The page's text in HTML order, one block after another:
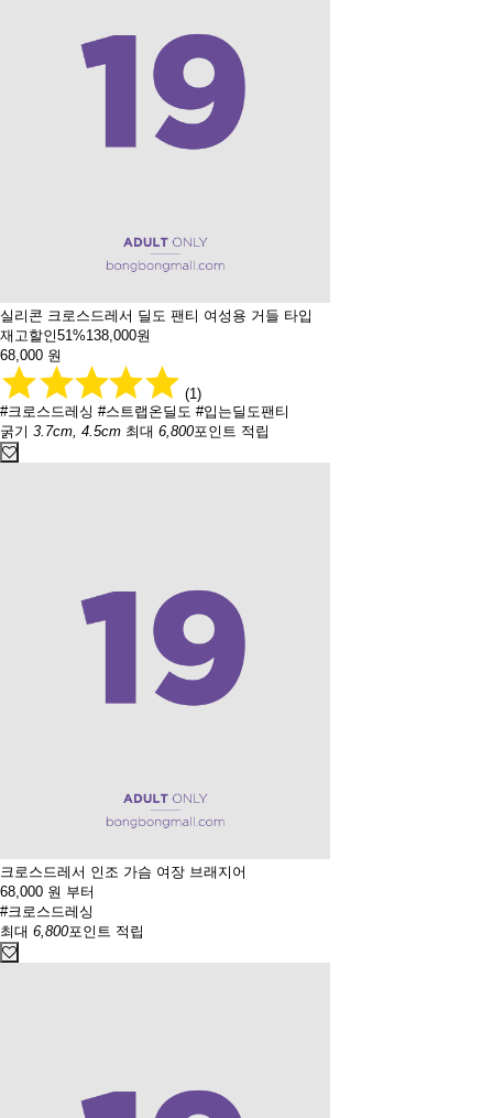
실리콘 크로스드레서 딜도 팬티 여성용 거들 타입
재고할인51%138,000원
68,000 원
(1)
#크로스드레싱 #스트랩온딜도 #입는딜도팬티
굵기 3.7cm, 4.5cm 최대 6,800포인트 적립
크로스드레서 인조 가슴 여장 브래지어
68,000 원 부터
#크로스드레싱
최대 6,800포인트 적립